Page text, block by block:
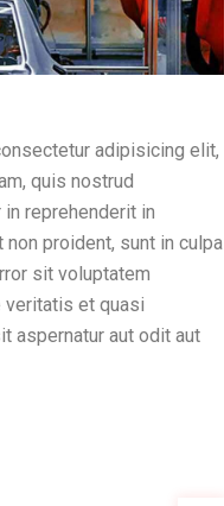
adipisicing elit,
quis nostrud
reprehenderit in
proident, sunt in culpa
sit voluptatem
veritatis et quasi
aspernatur aut odit aut